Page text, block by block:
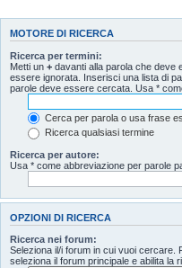
MOTORE DI RICERCA
Ricerca per termini:
Metti un + davanti alla parola che deve
essere ignorata. Inserisci una lista di
parole deve essere cercata. Usa *
Cerca per parola o usa frase
Ricerca qualsiasi termine
Ricerca per autore:
Usa * come abbreviazione per parole
OPZIONI DI RICERCA
Ricerca nei forum:
Seleziona il/i forum in cui vuoi
seleziona il forum principale e abilita la